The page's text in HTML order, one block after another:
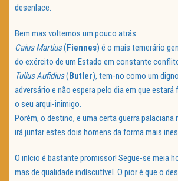
desenlace.
Bem mas voltemos um pouco atrás.
Caius Martius(Fiennes) é o mais temerário
do exército de um Estado em constante
TullusAufidius(Butler), tem-no como um
adversário e não espera pelo dia em que
o seu arqui-inimigo.
Porém, o destino, e uma certa guerra palaciana
irá juntar estes dois homens da forma mais
O início é bastante promissor! Segue-se meia
mas de qualidade indíscutível. O pior é que o